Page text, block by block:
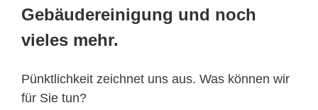
Gebäudereinigung und noch
vieles mehr.
Pünktlichkeit zeichnet uns aus. Was können wir
für Sie tun?